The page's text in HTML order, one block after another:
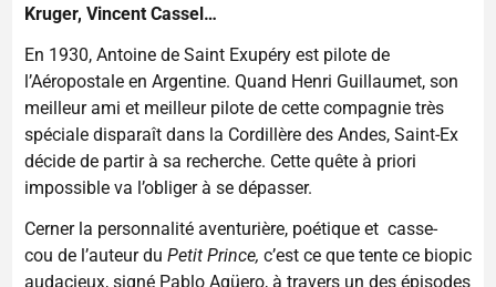
Kruger, Vincent Cassel…
En 1930, Antoine de Saint Exupéry est pilote de
l’Aéropostale en Argentine. Quand Henri Guillaumet, son
meilleur ami et meilleur pilote de cette compagnie très
spéciale disparaît dans la Cordillère des Andes, Saint-Ex
décide de partir à sa recherche. Cette quête à priori
impossible va l’obliger à se dépasser.
Cerner la personnalité aventurière, poétique et casse-
cou de l’auteur du Petit Prince, c’est ce que tente ce biopic
audacieux, signé Pablo Agüero, à travers un des épisodes